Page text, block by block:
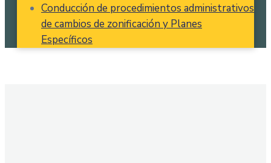
Conducción de procedimientos administrativos
de cambios de zonificación y Planes
Específicos